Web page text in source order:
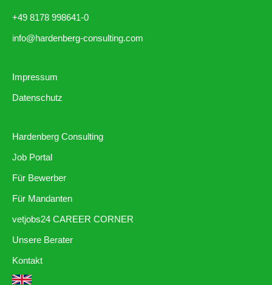
+49 8178 998641-0
info@hardenberg-consulting.com
Impressum
Datenschutz
Hardenberg Consulting
Job Portal
Für Bewerber
Für Mandanten
vetjobs24 CAREER CORNER
Unsere Berater
Kontakt